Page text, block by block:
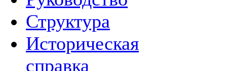
Структура
Историческая
справка